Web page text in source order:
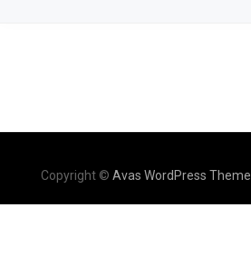
Copyright © Avas WordPress Theme